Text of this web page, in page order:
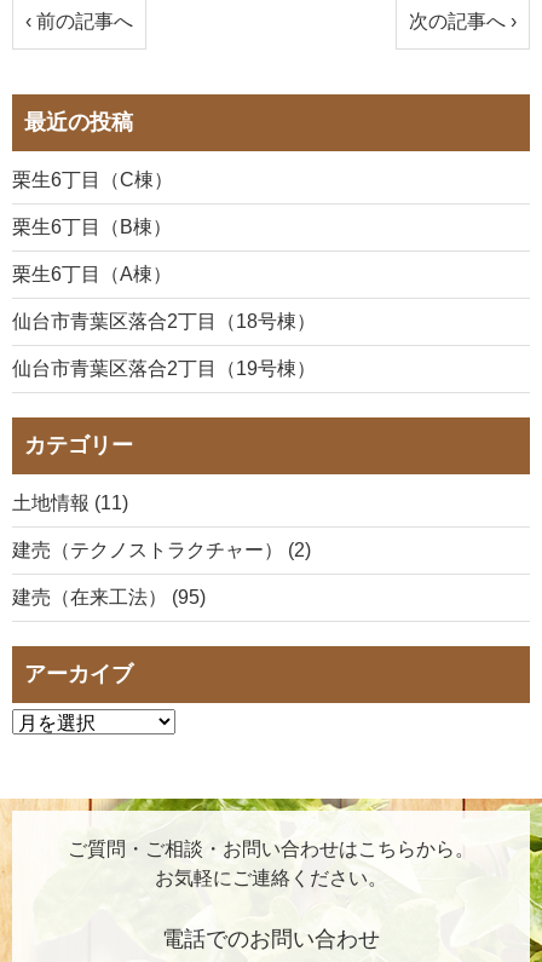
‹ 前の記事へ 次の記事へ ›
最近の投稿
栗生6丁目（C棟）
栗生6丁目（B棟）
栗生6丁目（A棟）
仙台市青葉区落合2丁目（18号棟）
仙台市青葉区落合2丁目（19号棟）
カテゴリー
土地情報 (11)
建売（テクノストラクチャー） (2)
建売（在来工法） (95)
アーカイブ
ご質問・ご相談・お問い合わせはこちらから。
お気軽にご連絡ください。
電話でのお問い合わせ